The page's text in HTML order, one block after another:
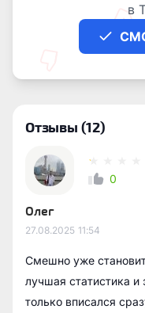
в
Отзывы (12)
0
Олег
27.08.2025 11:54
Смешно уже
лучшая статистика
только вписался